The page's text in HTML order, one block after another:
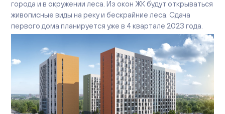
города и в окружении леса. Из окон ЖК будут открываться
живописные виды на реку и бескрайние леса. Сдача
первого дома планируется уже в 4 квартале 2023 года.